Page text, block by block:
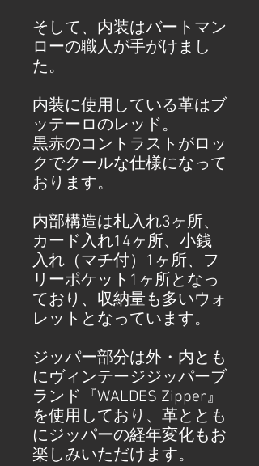
そして、内装はバートマン
ローの職人が手がけまし
た。
内装に使用している革はブ
ッテーロのレッド。
黒赤のコントラストがロッ
クでクールな仕様になって
おります。
内部構造は札入れ3ヶ所、
カード入れ14ヶ所、小銭
入れ（マチ付）1ヶ所、フ
リーポケット1ヶ所となっ
ており、収納量も多いウォ
レットとなっています。
ジッパー部分は外・内とも
にヴィンテージジッパーブ
ランド『WALDES Zipper』
を使用しており、革ととも
にジッパーの経年変化もお
楽しみいただけます。